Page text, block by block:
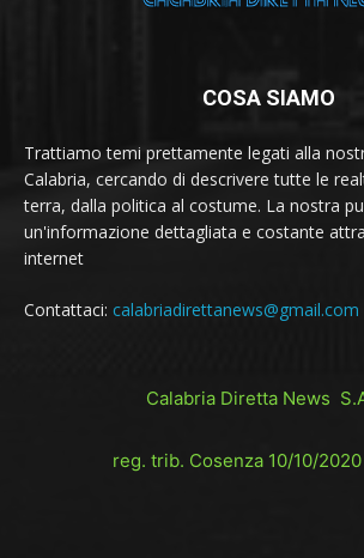
COSA SIAMO
Trattiamo temi prettamente legati alla
Calabria, cercando di descrivere tutte le
terra, dalla politica al costume. La nostra
un'informazione dettagliata e costante
internet
Contattaci: calabriadirettanews@gmail.com
Calabria Diretta News
reg. trib. Cosenza 10/10/2020